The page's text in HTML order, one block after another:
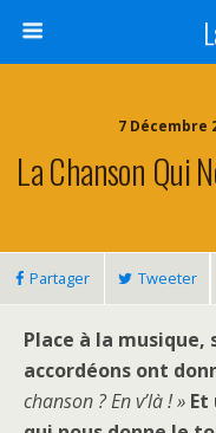
7 Décembre
La Chanson Qui
Partager Tweeter
Place à la musique,
accordéons ont
chanson ? En v’là ! »